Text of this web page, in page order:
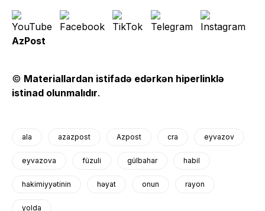
AzPost
© Materiallardan istifadə edərkən hiperlinklə
istinad olunmalıdır.
ala azazpost Azpost cra eyvazov
eyvazova füzuli gülbahar habil
hakimiyyətinin həyat onun rayon
yolda